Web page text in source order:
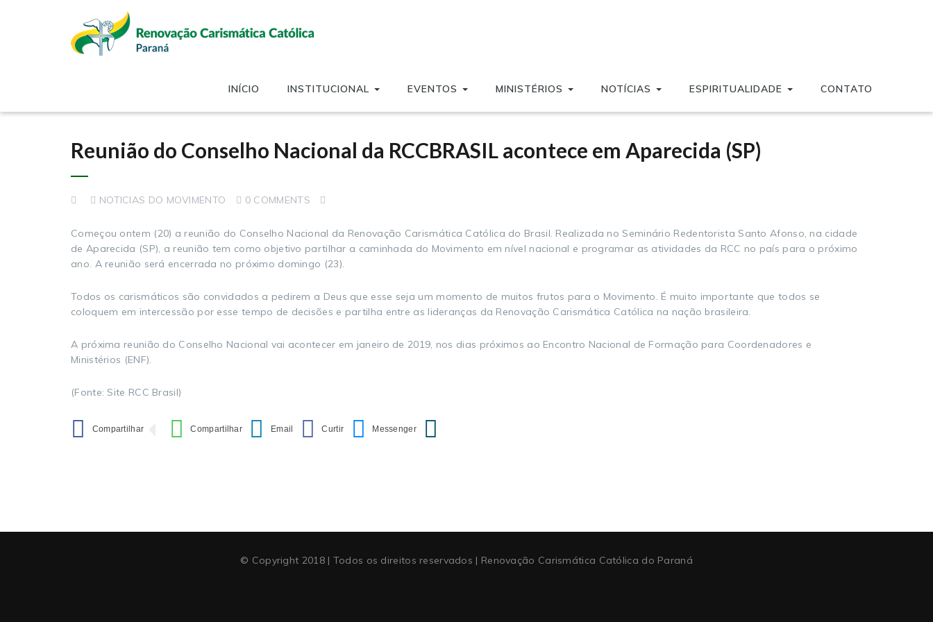
INÍCIO INSTITUCIONAL EVENTOS MINISTÉRIOS NOTÍCIAS ESPIRITUALIDADE CONTATO
Reunião do Conselho Nacional da RCCBRASIL acontece em Aparecida (SP)
NOTICIAS DO MOVIMENTO 0 COMMENTS
Começou ontem (20) a reunião do Conselho Nacional da Renovação Carismática Católica do Brasil. Realizada no Seminário Redentorista Santo Afonso, na cidade
de Aparecida (SP), a reunião tem como objetivo partilhar a caminhada do Movimento em nível nacional e programar as atividades da RCC no país para o próximo
ano. A reunião será encerrada no próximo domingo (23).
Todos os carismáticos são convidados a pedirem a Deus que esse seja um momento de muitos frutos para o Movimento. É muito importante que todos se
coloquem em intercessão por esse tempo de decisões e partilha entre as lideranças da Renovação Carismática Católica na nação brasileira.
A próxima reunião do Conselho Nacional vai acontecer em janeiro de 2019, nos dias próximos ao Encontro Nacional de Formação para Coordenadores e
Ministérios (ENF).
(Fonte: Site RCC Brasil)
© Copyright 2018 | Todos os direitos reservados | Renovação Carismática Católica do Paraná